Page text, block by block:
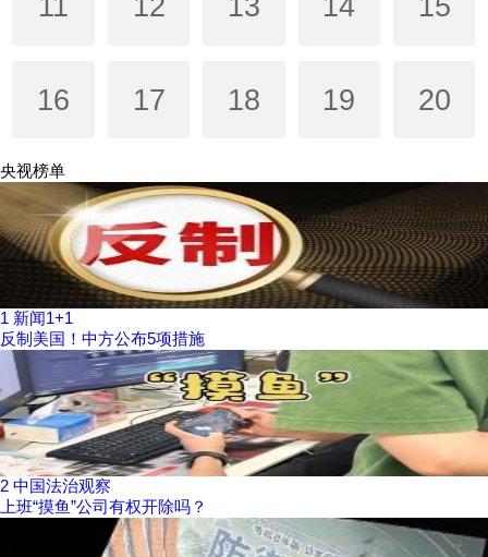
16 17 18 19 20
央视榜单
1 新闻1+1
反制美国！中方公布5项措施
2 中国法治观察
上班“摸鱼”公司有权开除吗？